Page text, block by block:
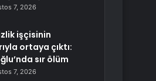
7, 2026
işçisinin
ortaya çıktı:
sır ölüm
7, 2026